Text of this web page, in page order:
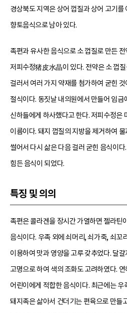
경상북도 지역은 상어 껍질과 상어 고기를
향토음식으로 남아 있다.
족편과 유사한 음식으로 소 껍질로 만든
저피수정猪皮水晶이 있다. 전약은 소 껍질
걸러서 여러 가지 약재를 첨가하여 굳힌
절식이다. 동짓날 내의원에서 만들어 임금
신하들에게 하사했다고 한다. 저피수정은
이름이다. 돼지 껍질의 지방을 제거하여 물
썰어서 다시 삶은 다음 걸러 굳힌 음식이
힘든 음식이 되었다.
특징 및 의의
족편은 콜라겐을 장시간 가열하면 젤라틴
음식이다. 우족 외에 쇠머리, 쇠가죽, 쇠꼬
이용하여 맛과 영양을 고루 갖추었다. 달
고명으로 하여 색의 조화도 고려하였다.
어린이에게 적합한 음식이다. 최근에는
돼지족은 삶아서 건더기는 편육으로 만들